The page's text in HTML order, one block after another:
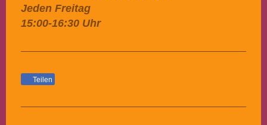
Jeden Freitag
15:00-16:30 Uhr
Teilen